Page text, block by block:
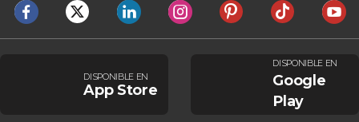
DISPONIBLE EN
App Store
DISPONIBLE EN
Google
Play